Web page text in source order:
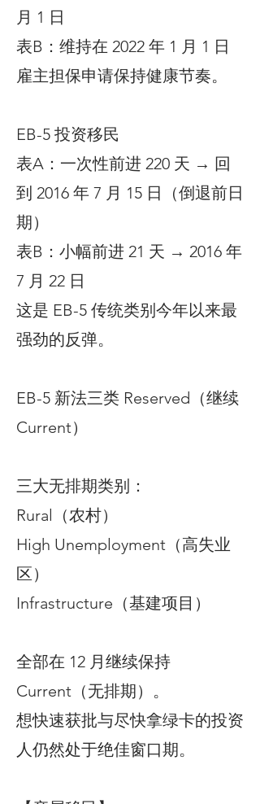
月 1 日
表B：维持在 2022 年 1 月 1 日
雇主担保申请保持健康节奏。
EB-5 投资移民
表A：一次性前进 220 天 → 回
到 2016 年 7 月 15 日（倒退前日
期）
表B：小幅前进 21 天 → 2016 年
7 月 22 日
这是 EB-5 传统类别今年以来最
强劲的反弹。
EB-5 新法三类 Reserved（继续
Current）
三大无排期类别：
Rural（农村）
High Unemployment（高失业
区）
Infrastructure（基建项目）
全部在 12 月继续保持
Current（无排期）。
想快速获批与尽快拿绿卡的投资
人仍然处于绝佳窗口期。